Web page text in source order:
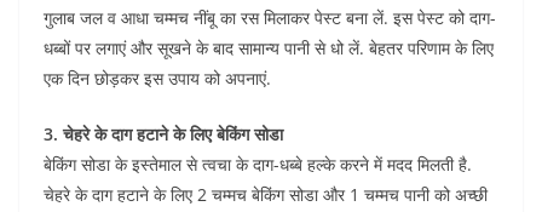
गुलाब जल व आधा चम्मच नींबू का रस मिलाकर पेस्ट बना लें. इस पेस्ट को दाग-
धब्बों पर लगाएं और सूखने के बाद सामान्य पानी से धो लें. बेहतर परिणाम के लिए
एक दिन छोड़कर इस उपाय को अपनाएं.
3. चेहरे के दाग हटाने के लिए बेकिंग सोडा
बेकिंग सोडा के इस्तेमाल से त्वचा के दाग-धब्बे हल्के करने में मदद मिलती है.
चेहरे के दाग हटाने के लिए 2 चम्मच बेकिंग सोडा और 1 चम्मच पानी को अच्छी